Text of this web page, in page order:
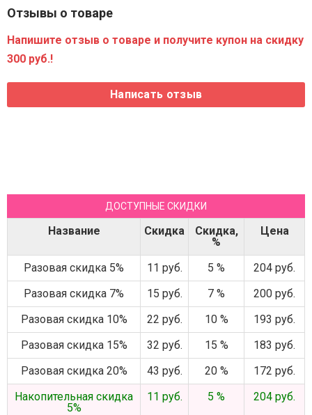
Отзывы о товаре
Напишите отзыв о товаре и получите купон на скидку
300 руб.!
ДОСТУПНЫЕ СКИДКИ
Название Скидка
Скидка,
%
Цена
Разовая скидка 5% 11 руб. 5 %
204 руб.
Разовая скидка 7%
15 руб. 7 %
200 руб.
Разовая скидка 10%
22 руб. 10 %
193 руб.
Разовая скидка 15%
32 руб. 15 %
183 руб.
Разовая скидка 20%
43 руб. 20 %
172 руб.
Накопительная скидка
5%
11 руб. 5 % 204 руб.